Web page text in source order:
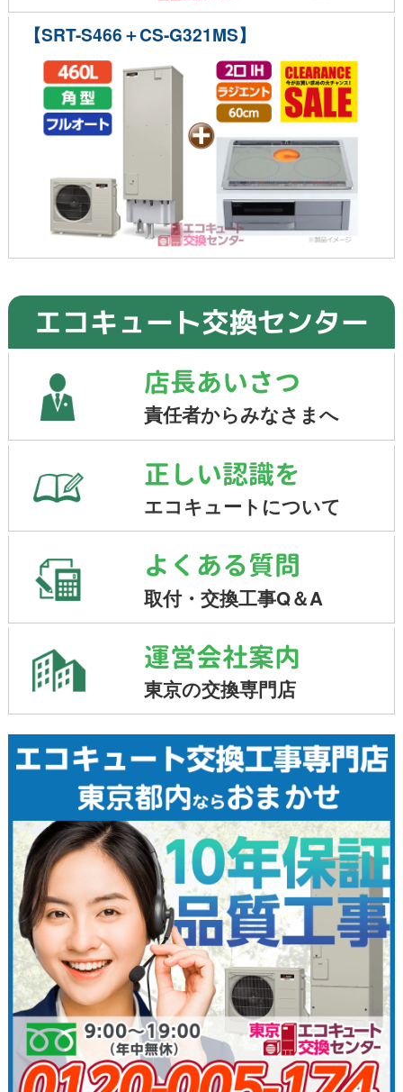
【SRT-S466＋CS-G321MS】
エコキュート交換センター
店長あいさつ
責任者からみなさまへ
正しい認識を
エコキュートについて
よくある質問
取付・交換工事Q＆A
運営会社案内
東京の交換専門店